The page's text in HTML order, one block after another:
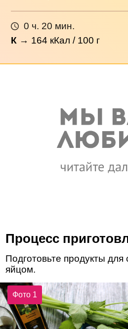
0 ч. 20 мин.
К → 164 кКал / 100 г
Процесс
Подготовьте продукты для
яйцом.
Фото 1